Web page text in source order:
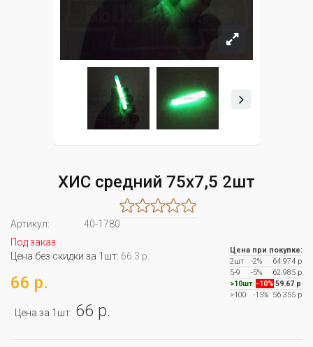
ХИС средний 75х7,5 2шт
Артикул:
40-1780
Под заказ
Цена без скидки за 1шт: 66.3 р.
66 р.
Цена за 1шт: 66 р.
Цена при покупке:
2шт
-2%
64.974 р
5-9
-5%
62.985 р
>10шт -10% 59.67 р
>100
-15% 56.355 р